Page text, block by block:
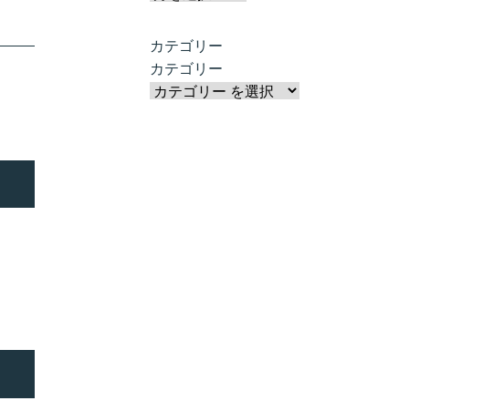
カテゴリー
カテゴリー